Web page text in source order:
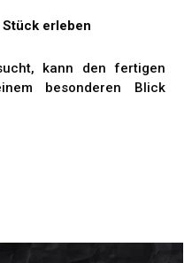
erleben
kann den fertigen
besonderen Blick